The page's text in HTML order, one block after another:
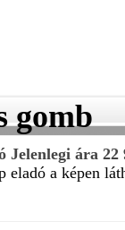
gomb
Jelenlegi ára 22
eladó a képen